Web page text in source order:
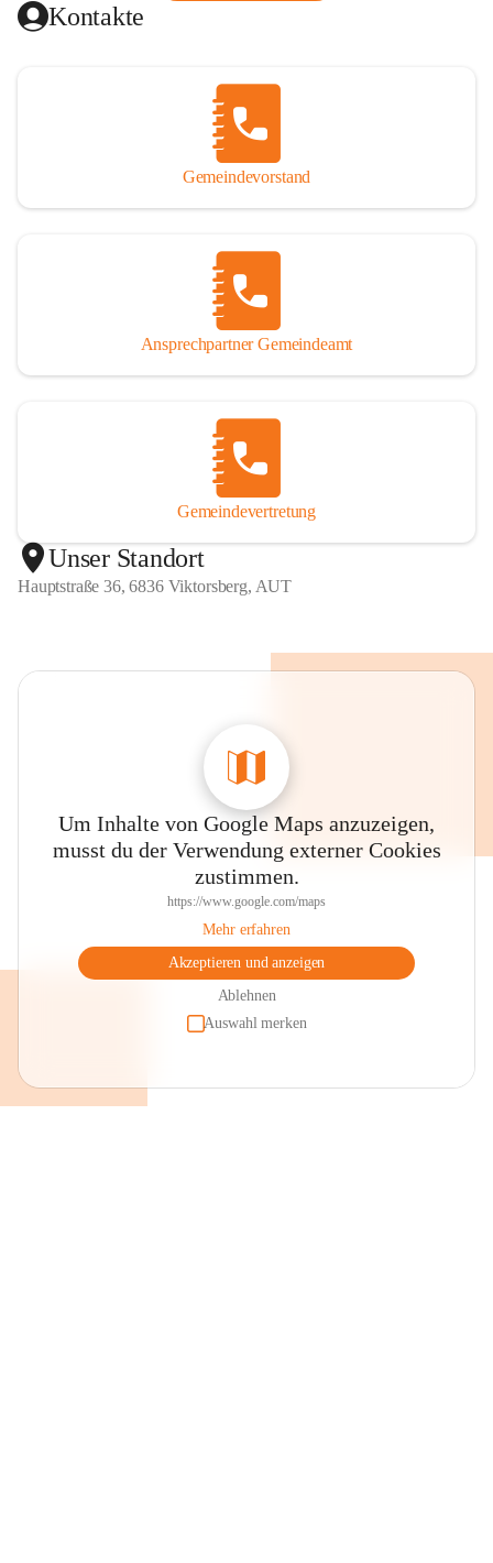
Kontakte
Gemeindevorstand
Ansprechpartner Gemeindeamt
Gemeindevertretung
Unser Standort
Hauptstraße 36, 6836 Viktorsberg, AUT
Um Inhalte von Google Maps anzuzeigen,
musst du der Verwendung externer Cookies
zustimmen.
https://www.google.com/maps
Mehr erfahren
Akzeptieren und anzeigen
Ablehnen
Auswahl merken